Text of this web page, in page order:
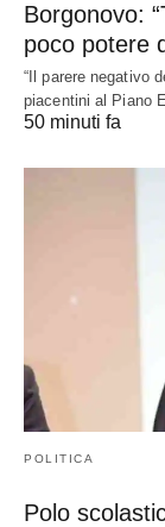
Borgonovo:
poco potere
“Il parere negativo
piacentini al Piano
50 minuti fa
POLITICA
Polo